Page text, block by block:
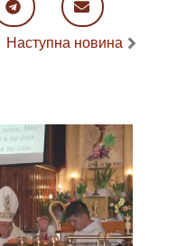
Наступна новина